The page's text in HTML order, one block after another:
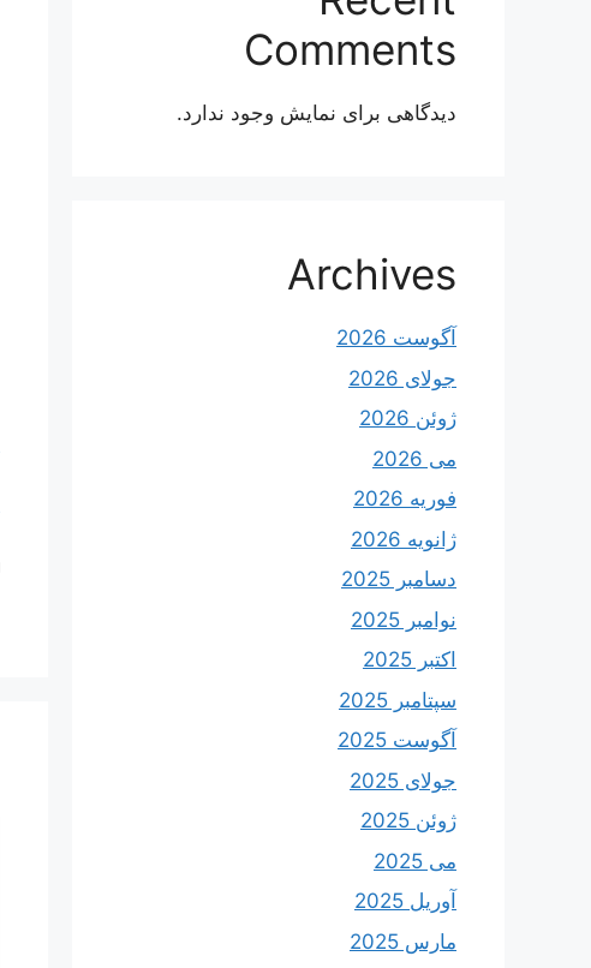
Comments
دیدگاهی برای نمایش وجود ندارد.
Archives
آگوست 2026
جولای 2026
ژوئن 2026
می 2026
فوریه 2026
ژانویه 2026
دسامبر 2025
نوامبر 2025
اکتبر 2025
سپتامبر 2025
آگوست 2025
جولای 2025
ژوئن 2025
می 2025
آوریل 2025
مارس 2025